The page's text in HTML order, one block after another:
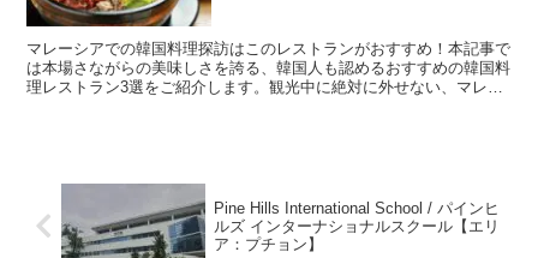
マレーシアでの韓国料理探訪はこのレストランがおすすめ！本記事で
は本場さながらの美味しさを誇る、韓国人も認めるおすすめの韓国料
理レストラン3選をご紹介します。観光中に絶対に外せない、マレー
Pine Hills International School / パインヒ
ルズ インターナショナルスクール【エリ
ア：プチョン】